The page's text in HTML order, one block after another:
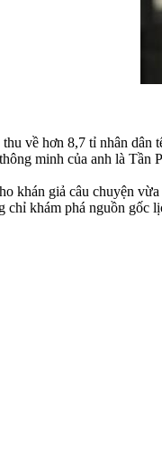
thu về hơn 8,7 tỉ nhân dân
minh của anh là
khán giả câu chuyện
chỉ khám phá nguồn gốc